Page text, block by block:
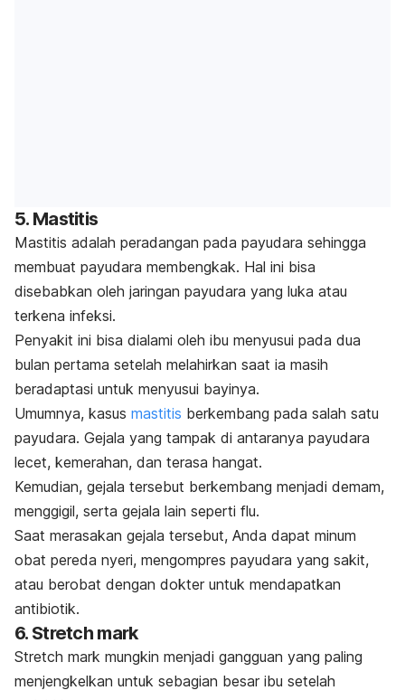
5. Mastitis
Mastitis adalah peradangan pada payudara sehingga
membuat payudara membengkak. Hal ini bisa
disebabkan oleh jaringan payudara yang luka atau
terkena infeksi.
Penyakit ini bisa dialami oleh ibu menyusui pada dua
bulan pertama setelah melahirkan saat ia masih
beradaptasi untuk menyusui bayinya.
Umumnya, kasus mastitis berkembang pada salah satu
payudara. Gejala yang tampak di antaranya payudara
lecet, kemerahan, dan terasa hangat.
Kemudian, gejala tersebut berkembang menjadi demam,
menggigil, serta gejala lain seperti flu.
Saat merasakan gejala tersebut, Anda dapat minum
obat pereda nyeri, mengompres payudara yang sakit,
atau berobat dengan dokter untuk mendapatkan
antibiotik.
6. Stretch mark
Stretch mark mungkin menjadi gangguan yang paling
menjengkelkan untuk sebagian besar ibu setelah